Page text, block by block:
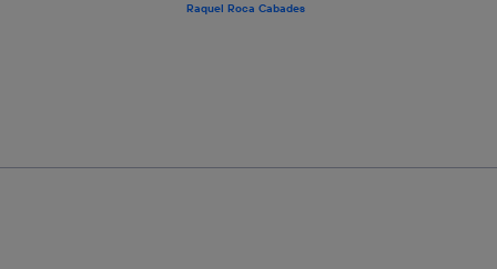
Raquel Roca Cabades